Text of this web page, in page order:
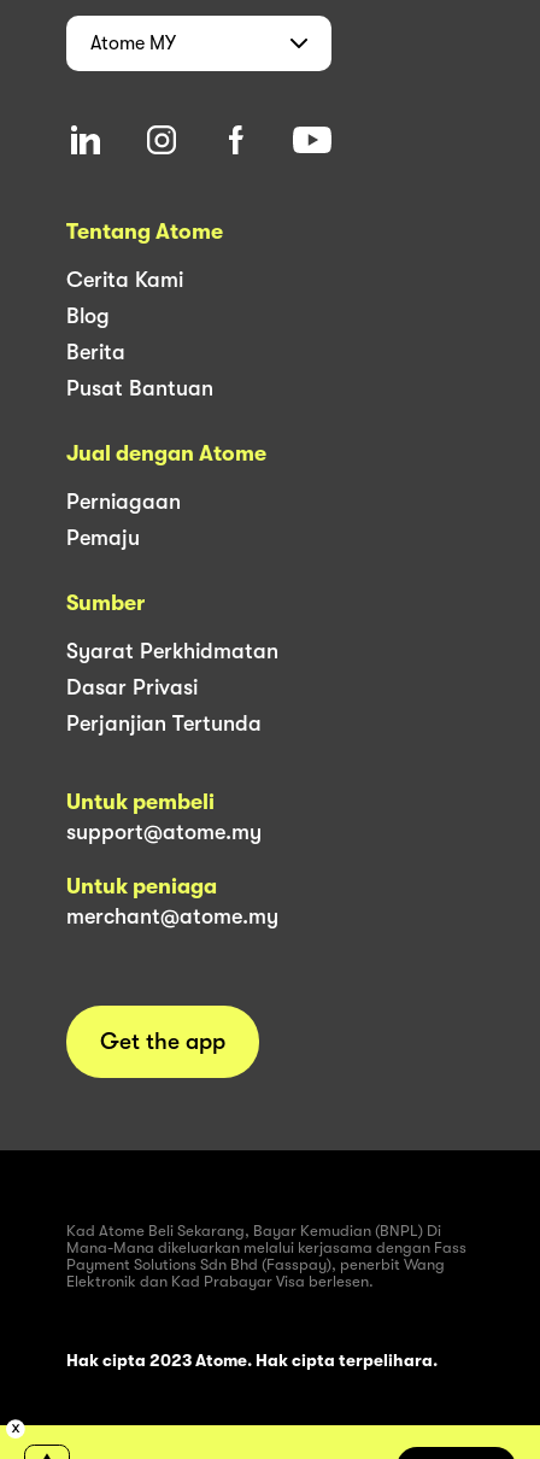
Atome MY
Tentang Atome
Cerita Kami
Blog
Berita
Pusat Bantuan
Jual dengan Atome
Perniagaan
Pemaju
Sumber
Syarat Perkhidmatan
Dasar Privasi
Perjanjian Tertunda
Untuk pembeli
support@atome.my
Untuk peniaga
merchant@atome.my
Get the app
Kad Atome Beli Sekarang, Bayar Kemudian (BNPL) Di
Mana-Mana dikeluarkan melalui kerjasama dengan Fass
Payment Solutions Sdn Bhd (Fasspay), penerbit Wang
Elektronik dan Kad Prabayar Visa berlesen.
Hak cipta 2023 Atome. Hak cipta terpelihara.